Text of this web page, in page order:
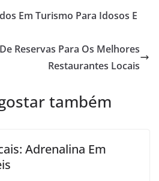
Em Turismo Para Idosos E
Reservas Para Os Melhores
Restaurantes Locais
também
Adrenalina Em